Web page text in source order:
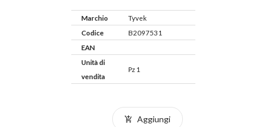
Marchio
Tyvek
Codice
B2097531
EAN
Unità di
vendita
Pz 1
Aggiungi